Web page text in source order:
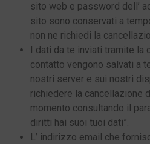
sito web e password dell’
sito sono conservati a
non ne richiedi la
I dati da te inviati tramite la
contatto vengono salvati a
nostri server e sui nostri
richiedere la cancellazione
momento consultando il
diritti hai suoi tuoi dati”.
L’ indirizzo email che